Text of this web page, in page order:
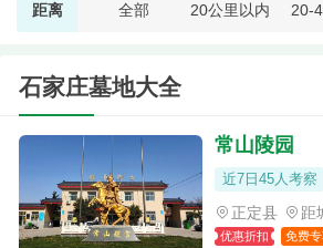
距离 全部 20公里以内 20-
石家庄墓地大全
常山陵园
近7日45人考察
正定县 距
优惠折扣 免费